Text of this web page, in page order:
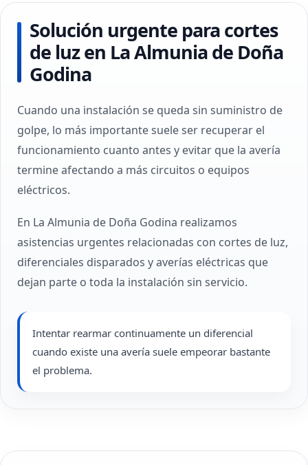
Solución urgente para cortes
de luz en La Almunia de Doña
Godina
Cuando una instalación se queda sin suministro de
golpe, lo más importante suele ser recuperar el
funcionamiento cuanto antes y evitar que la avería
termine afectando a más circuitos o equipos
eléctricos.
En La Almunia de Doña Godina realizamos
asistencias urgentes relacionadas con cortes de luz,
diferenciales disparados y averías eléctricas que
dejan parte o toda la instalación sin servicio.
Intentar rearmar continuamente un diferencial
cuando existe una avería suele empeorar bastante
el problema.